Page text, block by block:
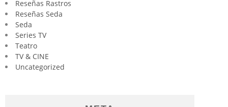
Reseñas Rastros
Reseñas Seda
Seda
Series TV
Teatro
TV & CINE
Uncategorized